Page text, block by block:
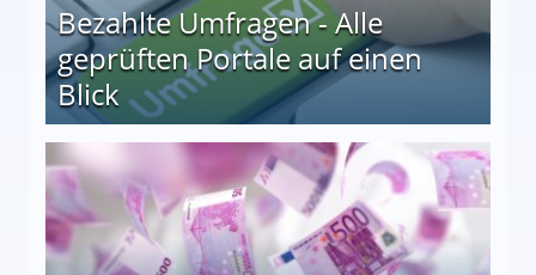
Bezahlte Umfragen - Alle
geprüften Portale auf einen
Blick
auf einen Blick